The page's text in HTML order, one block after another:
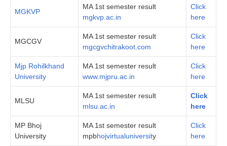
MGKVP
MA 1st semester result
mgkvp.ac.in
Click
here
MGCGV
MA 1st semester result
mgcgvchitrakoot.com
Click
here
Mjp Rohilkhand
University
MA 1st semester result
www.mjpru.ac.in
Click
here
MLSU
MA 1st semester result
mlsu.ac.in
Click
here
MP Bhoj
University
MA 1st semester result
mpbhojvirtualuniversity
Click
here